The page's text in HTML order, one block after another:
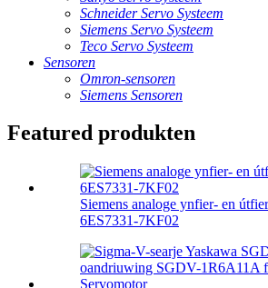
Schneider Servo Systeem
Siemens Servo Systeem
Teco Servo Systeem
Sensoren
Omron-sensoren
Siemens Sensoren
Featured produkten
Siemens analoge ynfier- en
6ES7331-7KF02